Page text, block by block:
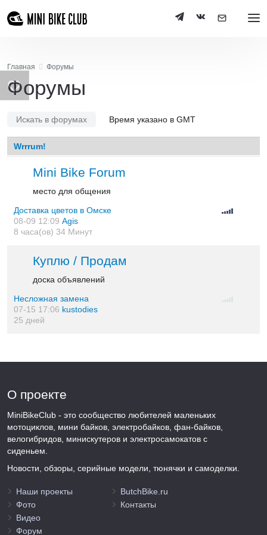
Главная Форумы
Форумы
Искать в форумах Время указано в GMT
Wrrrum!
Mini Bike Forum
место для общения
Доставка цветов в Омске
08-09 12:09Agis
8 часа(ов) 34 Минут
Куплю / Продам
доска объявлений
Несложная замена
07-15 17:06 kustodies
25 дней
О проекте
MiniBikeClub - это сообщество любителей маленьких
мотоциклов, мини байков, электробайков, фан-байков,
велогибридов, минискутеров и электросамокатов с
сиденьем.
Новости, обзоры, серийные модели, тюнячки и самоделки.
Наши проекты
Фото
Видео
Форум
ButchBike.ru
Контакты